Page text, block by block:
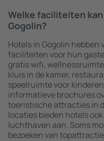
Welke faciliteiten
Gogolin?
Hotels in Gogolin
faciliteiten voor hun
gratis wifi,
kluis in de kamer,
speelruimte voor
informatieve brochures
toeristische attracties in
locaties bieden hotels
luchthaven aan. Soms
bezoeken van